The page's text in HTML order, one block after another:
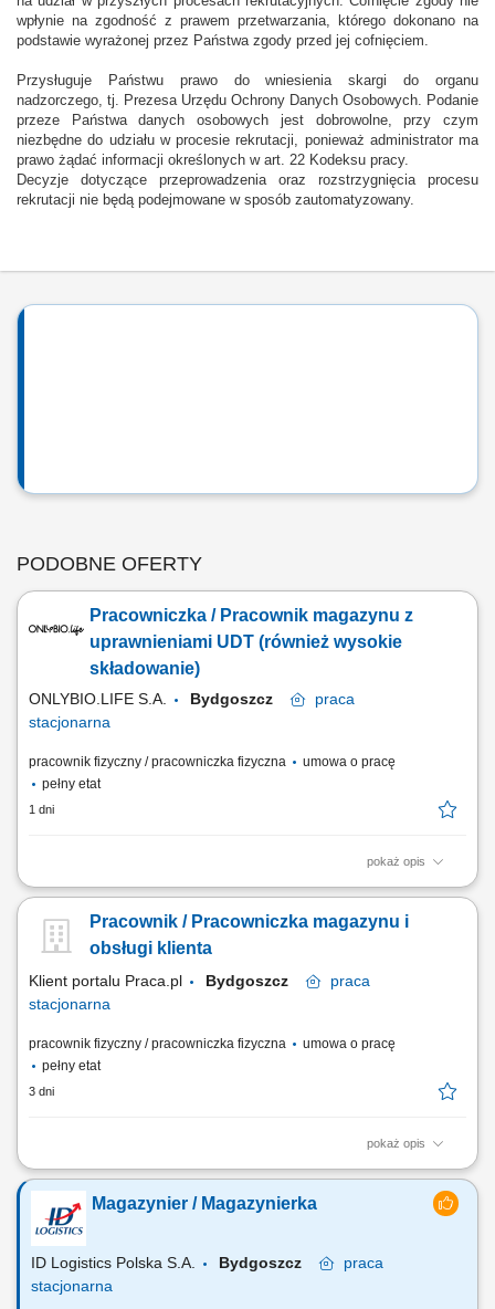
wpłynie na zgodność z prawem przetwarzania, którego dokonano na
podstawie wyrażonej przez Państwa zgody przed jej cofnięciem.
Przysługuje Państwu prawo do wniesienia skargi do organu
nadzorczego, tj. Prezesa Urzędu Ochrony Danych Osobowych. Podanie
przeze Państwa danych osobowych jest dobrowolne, przy czym
niezbędne do udziału w procesie rekrutacji, ponieważ administrator ma
prawo żądać informacji określonych w art. 22 Kodeksu pracy.
Decyzje dotyczące przeprowadzenia oraz rozstrzygnięcia procesu
rekrutacji nie będą podejmowane w sposób zautomatyzowany.
PODOBNE OFERTY
Pracowniczka / Pracownik magazynu z
uprawnieniami UDT (również wysokie
składowanie)
ONLYBIO.LIFE S.A. Bydgoszcz
praca
stacjonarna
pracownik fizyczny / pracowniczka fizyczna
umowa o pracę
pełny etat
1 dni
pokaż opis
Zakres obowiązków: przyjmowanie dostaw towarów oraz opakowań na
przyjęciu, realizacja rozładunków i załadunków towarów, kompletacja
zamówień zgodnie ze specyfikacją, wydawanie towarów z magazynu,
Pracownik / Pracowniczka magazynu i
obsługi klienta
Klient portalu Praca.pl Bydgoszcz
praca
stacjonarna
pracownik fizyczny / pracowniczka fizyczna
umowa o pracę
pełny etat
3 dni
pokaż opis
Realizacja zamówień zgodnie z obowiązującymi standardami jakości.
Odbiór, kontrolowanie i właściwe składowanie towarów. Utrzymywanie
porządku na terenie magazynu oraz bezpieczna organizacja pracy.
Obsługa systemów magazynowych i aktualizacja stanów
magazynowych. Współpraca z...
Magazynier / Magazynierka
ID Logistics Polska S.A. Bydgoszcz
praca
stacjonarna